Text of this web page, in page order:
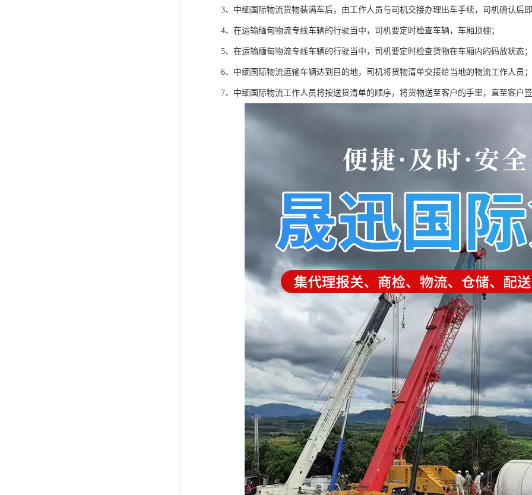
3、中缅国际物流货物装满车后，由工作人员与司机交接办理出车手续，司机确认后
4、在运输缅甸物流专线车辆的行驶当中，司机要定时检查车辆，车厢顶棚；
5、在运输缅甸物流专线车辆的行驶当中，司机要定时检查货物在车厢内的码放状态；
6、中缅国际物流运输车辆达到目的地，司机将货物清单交接给当地的物流工作人员；
7、中缅国际物流工作人员将按送货清单的顺序，将货物送至客户的手里，直至客户